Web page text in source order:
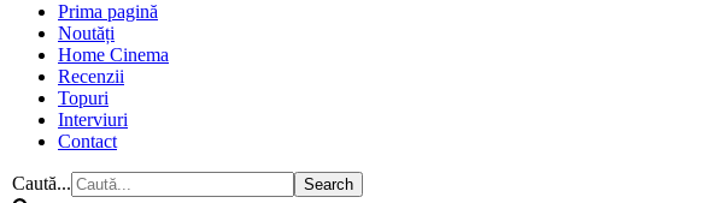
Prima pagină
Noutăți
Home Cinema
Recenzii
Topuri
Interviuri
Contact
Caută...